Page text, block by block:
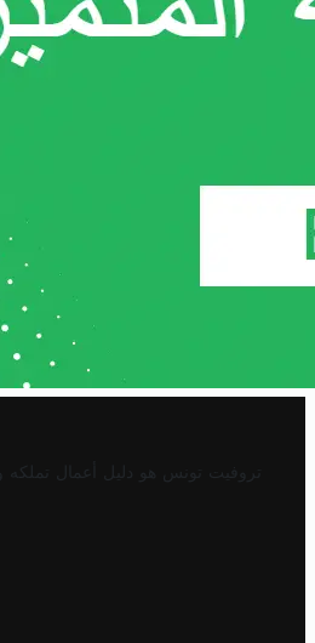
تروفيت تونس هو دليل أعمال تملكه